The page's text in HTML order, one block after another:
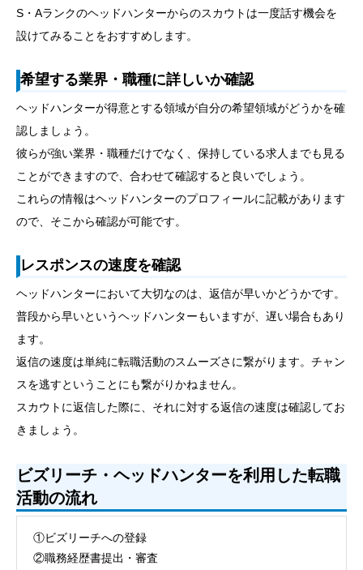
S・Aランクのヘッドハンターからのスカウトは一度話す機会を
設けてみることをおすすめします。
希望する業界・職種に詳しいか確認
ヘッドハンターが得意とする領域が自分の希望領域がどうかを確
認しましょう。
彼らが強い業界・職種だけでなく、保持している求人までも見る
ことができますので、合わせて確認すると良いでしょう。
これらの情報はヘッドハンターのプロフィールに記載があります
ので、そこから確認が可能です。
レスポンスの速度を確認
ヘッドハンターにおいて大切なのは、返信が早いかどうかです。
普段から早いというヘッドハンターもいますが、遅い場合もあり
ます。
返信の速度は単純に転職活動のスムーズさに繋がります。チャン
スを逃すということにも繋がりかねません。
スカウトに返信した際に、それに対する返信の速度は確認してお
きましょう。
ビズリーチ・ヘッドハンターを利用した転職
活動の流れ
①ビズリーチへの登録
②職務経歴書提出・審査